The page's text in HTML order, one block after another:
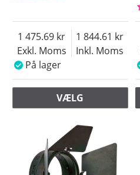
Exkl. Moms
1 475.69
Inkl. Moms
1 844.61
På lager
VÆLG